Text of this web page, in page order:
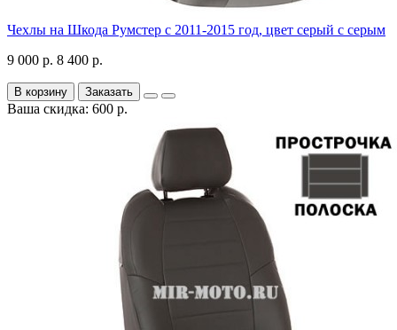
Чехлы на Шкода Румстер с 2011-2015 год, цвет серый с серым
9 000 р. 8 400 р.
В корзину Заказать
Ваша скидка: 600 р.